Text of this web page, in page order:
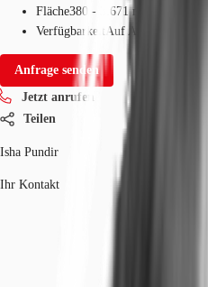
Fläche380 - 3.671 m²
Verfügbarkeit Auf Anfrage
Anfrage senden
Jetzt anrufen
Teilen
Isha Pundir
Ihr Kontakt